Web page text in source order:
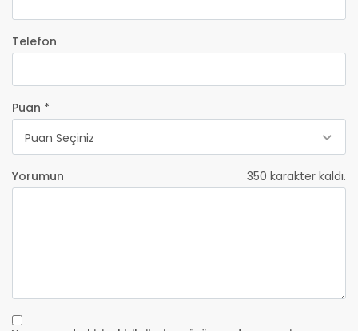
Telefon
Puan *
Puan Seçiniz
Yorumun 350 karakter kaldı.